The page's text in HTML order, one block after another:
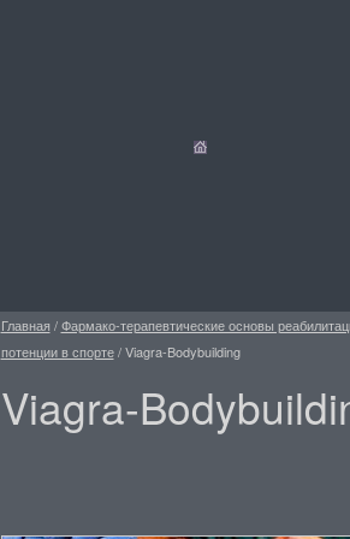
Главная /Фармако-терапевтические основы
потенции в спорте/Viagra-Bodybuilding
Viagra-